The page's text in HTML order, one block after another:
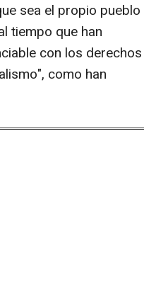
sea el propio pueblo
tiempo que han
con los derechos
como han